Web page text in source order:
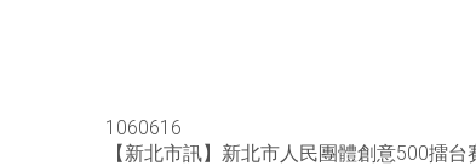
1060616
【新北市訊】新北市人民團體創意500擂